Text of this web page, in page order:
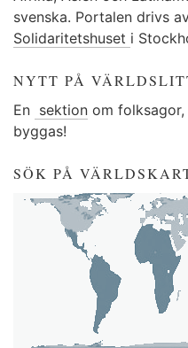
svenska. Portalen drivs
Solidaritetshuset i
NYTT PÅ
En sektion om
byggas!
SÖK PÅ